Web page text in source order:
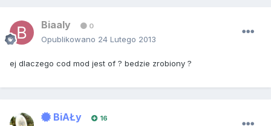
Biaaly 0
Opublikowano 24 Lutego 2013
ej dlaczego cod mod jest of ? bedzie zrobiony ?
BiAŁy 16